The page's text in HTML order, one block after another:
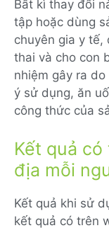
Bất kì thay đổi
tập hoặc dùng
chuyên gia y tế,
thai và cho con
nhiệm gây ra
ý sử dụng, ăn
công thức của
Kết quả
địa mỗi
Kết quả khi sử
kết quả có trên